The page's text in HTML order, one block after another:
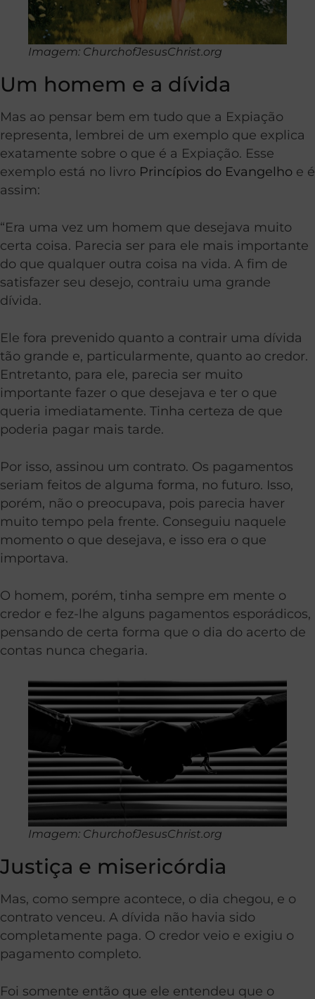
Imagem: ChurchofJesusChrist.org
Um homem e a dívida
Mas ao pensar bem em tudo que a Expiação
representa, lembrei de um exemplo que explica
exatamente sobre o que é a Expiação. Esse
exemplo está no livro Princípios do Evangelho e é
assim:
“Era uma vez um homem que desejava muito
certa coisa. Parecia ser para ele mais importante
do que qualquer outra coisa na vida. A fim de
satisfazer seu desejo, contraiu uma grande
dívida.
Ele fora prevenido quanto a contrair uma dívida
tão grande e, particularmente, quanto ao credor.
Entretanto, para ele, parecia ser muito
importante fazer o que desejava e ter o que
queria imediatamente. Tinha certeza de que
poderia pagar mais tarde.
Por isso, assinou um contrato. Os pagamentos
seriam feitos de alguma forma, no futuro. Isso,
porém, não o preocupava, pois parecia haver
muito tempo pela frente. Conseguiu naquele
momento o que desejava, e isso era o que
importava.
O homem, porém, tinha sempre em mente o
credor e fez-lhe alguns pagamentos esporádicos,
pensando de certa forma que o dia do acerto de
contas nunca chegaria.
Imagem: ChurchofJesusChrist.org
Justiça e misericórdia
Mas, como sempre acontece, o dia chegou, e o
contrato venceu. A dívida não havia sido
completamente paga. O credor veio e exigiu o
pagamento completo.
Foi somente então que ele entendeu que o